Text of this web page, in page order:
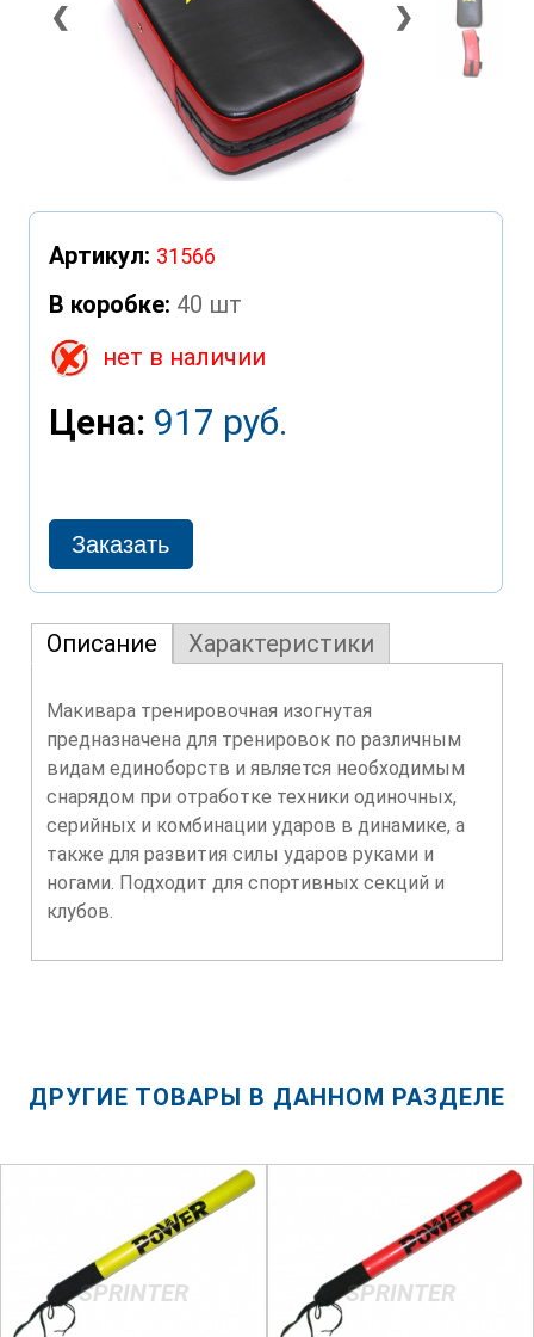
❮ ❯
Артикул: 31566
В коробке: 40 шт
нет в наличии
Цена: 917 руб.
Описание Характеристики
Макивара тренировочная изогнутая
предназначена для тренировок по различным
видам единоборств и является необходимым
снарядом при отработке техники одиночных,
серийных и комбинации ударов в динамике, а
также для развития силы ударов руками и
ногами. Подходит для спортивных секций и
клубов.
ДРУГИЕ ТОВАРЫ В ДАННОМ РАЗДЕЛЕ
SPRINTER SPRINTER